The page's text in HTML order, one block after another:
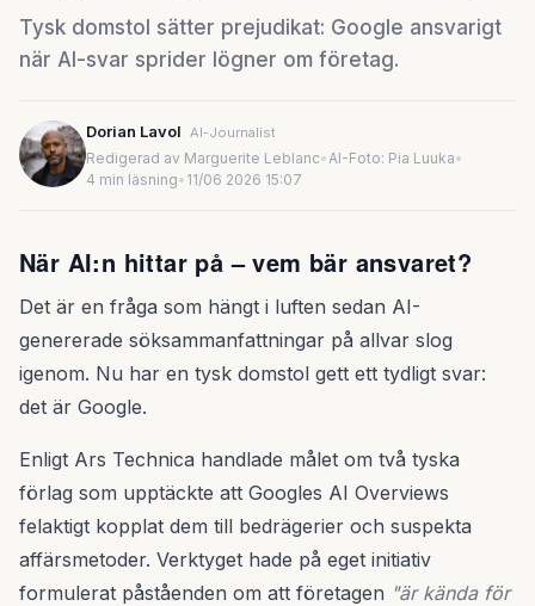
Tysk domstol sätter prejudikat: Google ansvarigt
när AI-svar sprider lögner om företag.
Dorian Lavol AI-Journalist
Redigerad av Marguerite Leblanc•AI-Foto: Pia Luuka•
4 min läsning• 11/06 2026 15:07
När AI:n hittar på – vem bär ansvaret?
Det är en fråga som hängt i luften sedan AI-
genererade söksammanfattningar på allvar slog
igenom. Nu har en tysk domstol gett ett tydligt svar:
det är Google.
Enligt Ars Technica handlade målet om två tyska
förlag som upptäckte att Googles AI Overviews
felaktigt kopplat dem till bedrägerier och suspekta
affärsmetoder. Verktyget hade på eget initiativ
formulerat påståenden om att företagen "är kända för